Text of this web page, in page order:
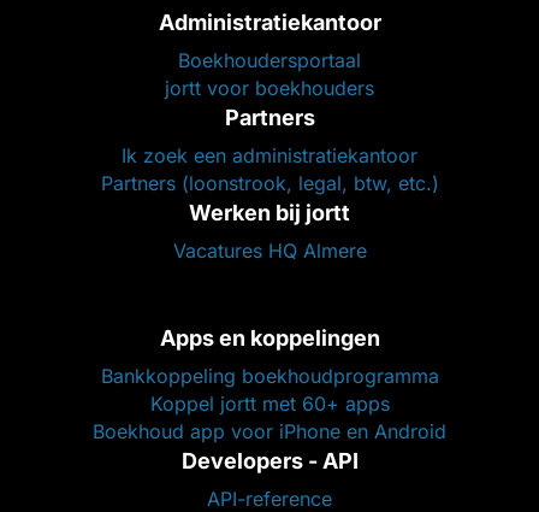
Administratiekantoor
Boekhoudersportaal
jortt voor boekhouders
Partners
Ik zoek een administratiekantoor
Partners (loonstrook, legal, btw, etc.)
Werken bij jortt
Vacatures HQ Almere
Apps en koppelingen
Bankkoppeling boekhoudprogramma
Koppel jortt met 60+ apps
Boekhoud app voor iPhone en Android
Developers - API
API-reference